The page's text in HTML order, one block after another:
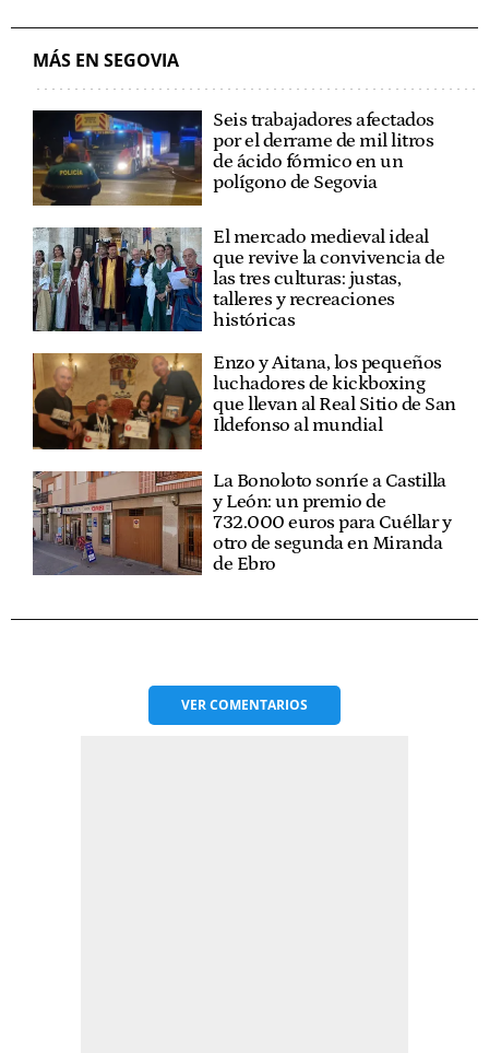
MÁS EN SEGOVIA
Seis trabajadores afectados
por el derrame de mil litros
de ácido fórmico en un
polígono de Segovia
El mercado medieval ideal
que revive la convivencia de
las tres culturas: justas,
talleres y recreaciones
históricas
Enzo y Aitana, los pequeños
luchadores de kickboxing
que llevan al Real Sitio de San
Ildefonso al mundial
La Bonoloto sonríe a Castilla
y León: un premio de
732.000 euros para Cuéllar y
otro de segunda en Miranda
de Ebro
VERCOMENTARIOS